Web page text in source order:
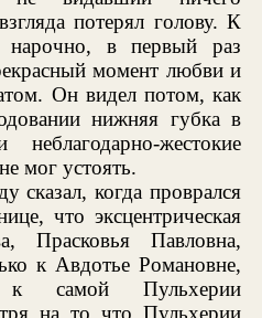
потерял голову. К
в первый раз
момент любви и
Он видел потом, как
нижняя губка в
жестокие
мог устоять.
сказал, когда проврался
что эксцентрическая
Прасковья Павловна,
к Авдотье Романовне,
самой Пульхерии
на то что Пульхерии